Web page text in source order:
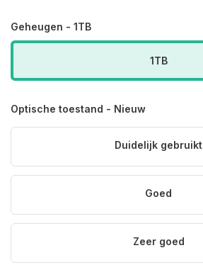
Geheugen - 1TB
1TB
Optische toestand - Nieuw
Duidelijk gebruikt
Goed
Zeer goed